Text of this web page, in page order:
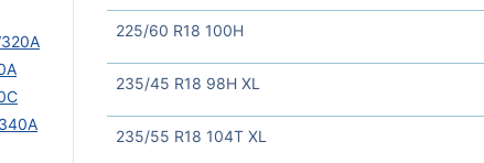
225/60 R18 100H
235/45 R18 98H XL
235/55 R18 104T XL